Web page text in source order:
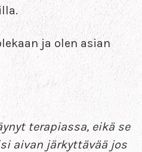
ja olen asian
terapiassa, eikä se
aivan järkyttävää jos